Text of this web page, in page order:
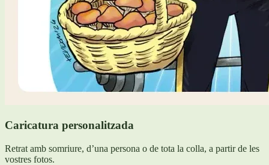
Caricatura personalitzada
Retrat amb somriure, d’una persona o de tota la colla, a partir de les
vostres fotos.